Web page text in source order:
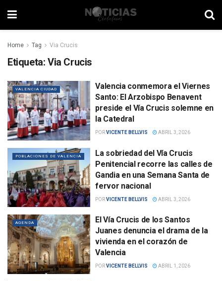
Home Tag Via Crucis
Etiqueta: Via Crucis
VALENCIA CIUDAD
Valencia conmemora el Viernes
Santo: El Arzobispo Benavent
preside el Vía Crucis solemne en
la Catedral
PORVICENTE BELLVIS ABRIL 3, 2026
POBLACIONES DE VALENCIA
La sobriedad del Vía Crucis
Penitencial recorre las calles de
Gandia en una Semana Santa de
fervor nacional
PORVICENTE BELLVIS ABRIL 3, 2026
AGENDA
El Vía Crucis de los Santos
Juanes denuncia el drama de la
vivienda en el corazón de
Valencia
PORVICENTE BELLVIS ABRIL 1, 2026